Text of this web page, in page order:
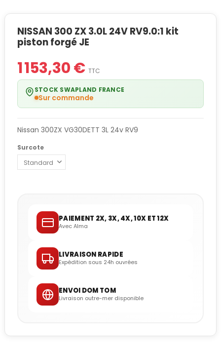
NISSAN 300 ZX 3.0L 24V RV9.0:1 kit
piston forgé JE
1 153,30 € TTC
STOCK SWAPLAND FRANCE
Sur commande
Nissan 300ZX VG30DETT 3L 24v RV9
Surcote
PAIEMENT 2X, 3X, 4X, 10X ET 12X
Avec Alma
LIVRAISON RAPIDE
Expédition sous 24h ouvrées
ENVOI DOM TOM
Livraison outre-mer disponible